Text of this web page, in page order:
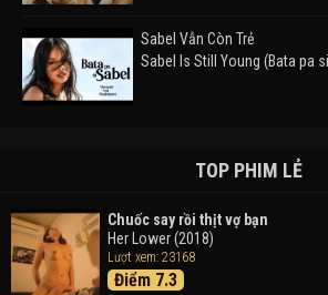
Sabel Vẫn Còn Trẻ
Sabel Is Still Young (Bata pa
Takas (2024)
Thám Tử Lừng Danh Conan
Đen
Detective Conan: Black Iron
TOP PHIM LẺ
Chuốc say rồi thịt vợ bạn
Her Lower (2018)
Lượt xem: 23168
Điểm 7.3